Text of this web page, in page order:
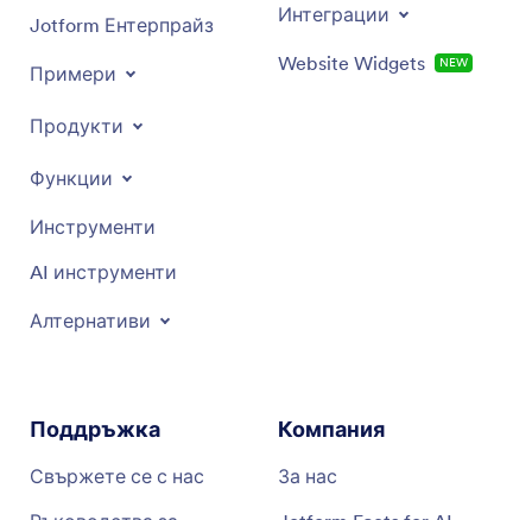
Jotform Ентерпрайз
Примери
Продукти
Функции
Инструменти
AI инструменти
Алтернативи
Интеграции
Website Widgets NEW
Поддръжка
Свържете се с нас
Компания
За нас